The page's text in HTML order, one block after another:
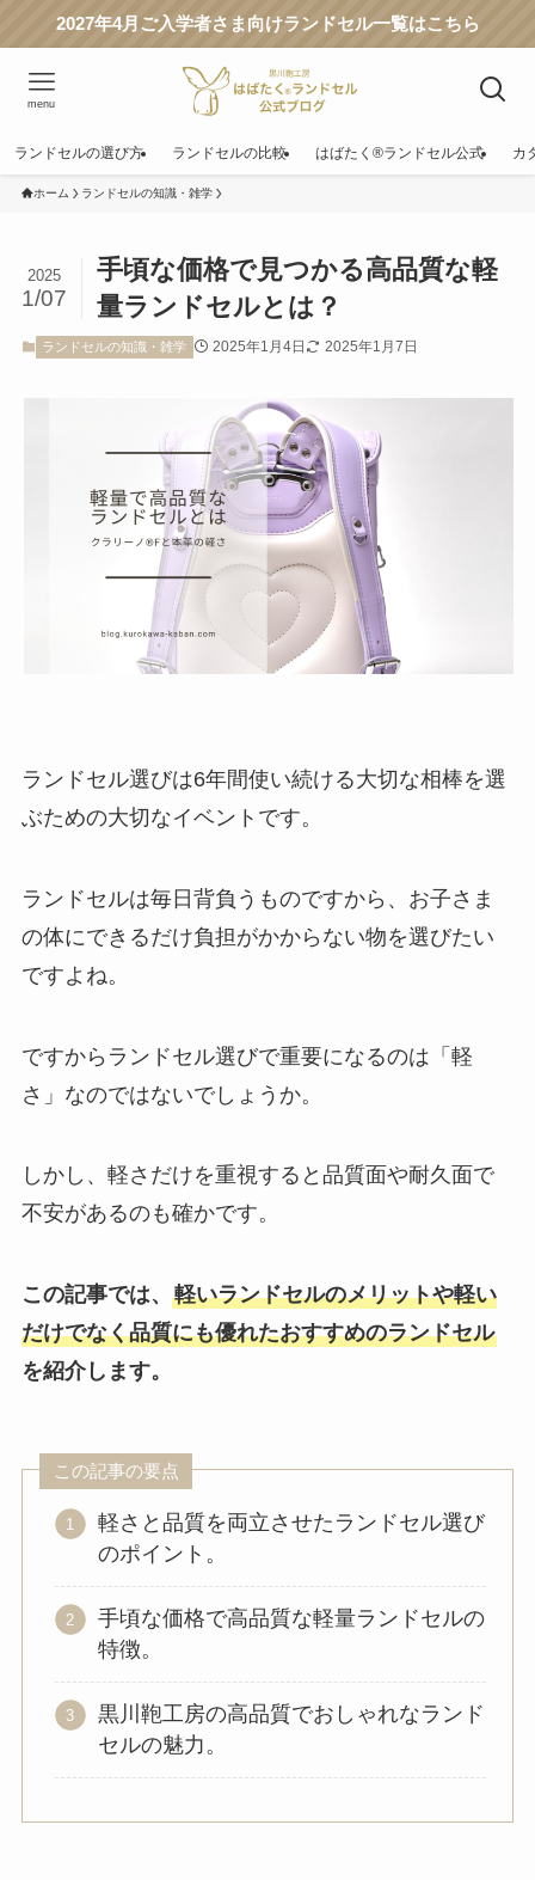
2027年4月ご入学者さま向けランドセル一覧はこちら
menu
ランドセルの選び方 ランドセルの比較 はばたく®ランドセル公式 カ
ホーム ランドセルの知識・雑学
手頃な価格で見つかる高品質な軽
量ランドセルとは？
2025
1/07
ランドセルの知識・雑学 2025年1月4日 2025年1月7日
ランドセル選びは6年間使い続ける大切な相棒を選
ぶための大切なイベントです。
ランドセルは毎日背負うものですから、お子さま
の体にできるだけ負担がかからない物を選びたい
ですよね。
ですからランドセル選びで重要になるのは「軽
さ」なのではないでしょうか。
しかし、軽さだけを重視すると品質面や耐久面で
不安があるのも確かです。
この記事では、 軽いランドセルのメリットや軽い
だけでなく品質にも優れたおすすめのランドセル
を紹介します。
この記事の要点
軽さと品質を両立させたランドセル選び
のポイント。
手頃な価格で高品質な軽量ランドセルの
特徴。
黒川鞄工房の高品質でおしゃれなランド
セルの魅力。